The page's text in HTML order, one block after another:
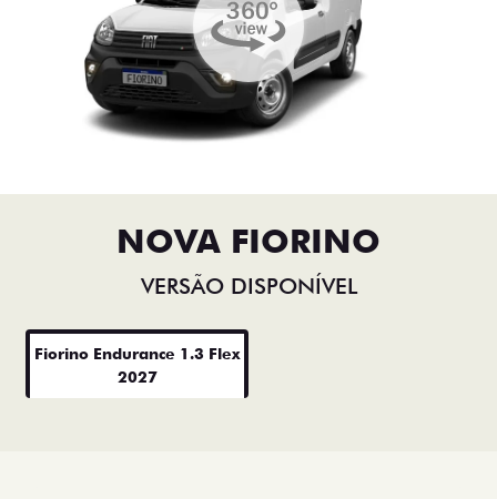
NOVA FIORINO
VERSÃO DISPONÍVEL
Fiorino Endurance 1.3 Flex
2027